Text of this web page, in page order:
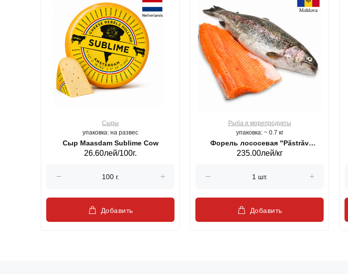
Сыры
упаковка: на развес
Сыр Maasdam Sublime Cow
26.60лей/100г.
Добавить
Рыба и морепродукты
упаковка: ~ 0.7 кг
Форель лососевая "Păstrăv
Moldovenesc"
235.00лей/кг
Добавить